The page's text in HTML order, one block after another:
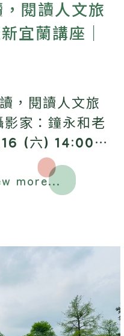
，閱讀人文旅
宜蘭講座｜
，閱讀人文旅
家：鐘永和老
(六) 14:00-
蘭園，歡迎踴
more...